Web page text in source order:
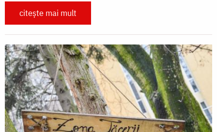
citește mai mult